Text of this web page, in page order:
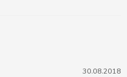
30.08.2018